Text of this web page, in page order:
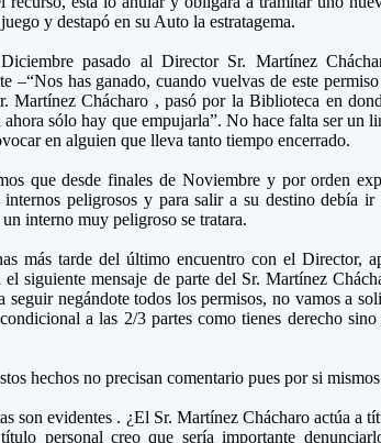
y destapó en su Auto la estratagema.
pasado al Director Sr. Martínez
–“Nos has ganado, cuando vuelvas de este
Martínez Chácharo , pasó por la Biblioteca en
ahora sólo hay que empujarla”. No hace falta ser un
en alguien que lleva tanto tiempo encerrado.
que desde finales de Noviembre y por orden
internos peligrosos y para salir a su destino debía
interno muy peligroso se tratara.
más tarde del último encuentro con el Director,
el siguiente mensaje de parte del Sr. Martínez
seguir negándote todos los permisos, no vamos a
a las 2/3 partes como tienes derecho
hechos no precisan comentario pues por si
son evidentes . ¿El Sr. Martínez Chácharo actúa a
personal creo que sería importante